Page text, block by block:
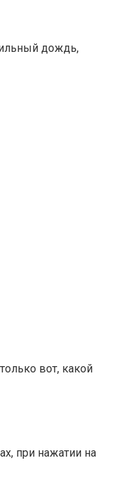
дождь,
вот, какой
при нажатии на